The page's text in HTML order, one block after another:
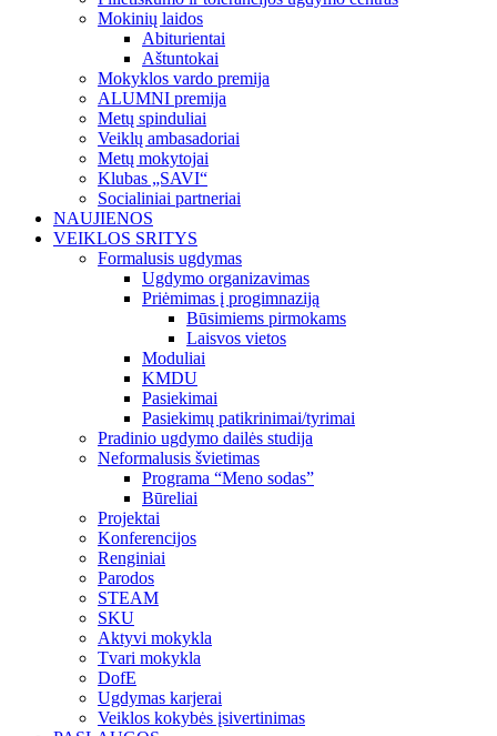
Mokinių laidos
Abiturientai
Aštuntokai
Mokyklos vardo premija
ALUMNI premija
Metų spinduliai
Veiklų ambasadoriai
Metų mokytojai
Klubas „SAVI“
Socialiniai partneriai
NAUJIENOS
VEIKLOS SRITYS
Formalusis ugdymas
Ugdymo organizavimas
Priėmimas į progimnaziją
Būsimiems pirmokams
Laisvos vietos
Moduliai
KMDU
Pasiekimai
Pasiekimų patikrinimai/tyrimai
Pradinio ugdymo dailės studija
Neformalusis švietimas
Programa “Meno sodas”
Būreliai
Projektai
Konferencijos
Renginiai
Parodos
STEAM
SKU
Aktyvi mokykla
Tvari mokykla
DofE
Ugdymas karjerai
Veiklos kokybės įsivertinimas